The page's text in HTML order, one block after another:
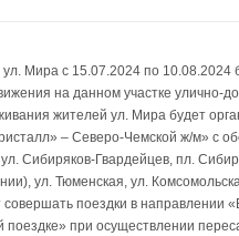
Мира с 15.07.2024 по 10.08.2024
на данном участке улично-
жителей ул. Мира будет
– Северо-Чемской ж/м» с
Сибиряков-Гвардейцев, пл.
ул. Тюменская, ул.
поездки в направлении
поездке» при осуществлении